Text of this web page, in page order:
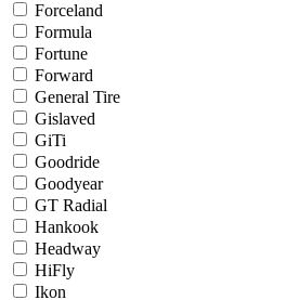
Forceland
Formula
Fortune
Forward
General Tire
Gislaved
GiTi
Goodride
Goodyear
GT Radial
Hankook
Headway
HiFly
Ikon